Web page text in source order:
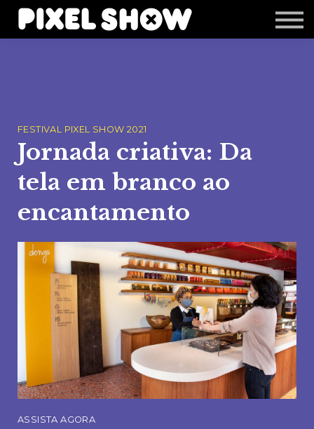
Shop
Revista Zupi
FESTIVAL PIXEL SHOW 2021
Jornada criativa: Da
tela em branco ao
encantamento
ASSISTA AGORA